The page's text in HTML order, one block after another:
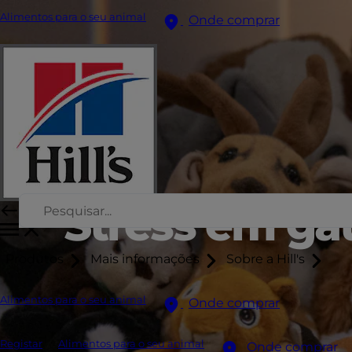
Alimentos para o seu animal Onde comprar
Mais informações Sobre a Hill's
Alimentos para o seu animal Onde comprar
Registar Alimentos para o seu animal Onde comprar
Stress em